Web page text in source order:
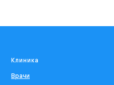
Клиника
Врачи